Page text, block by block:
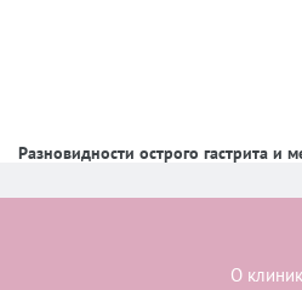
Разновидности острого гастрита и
О